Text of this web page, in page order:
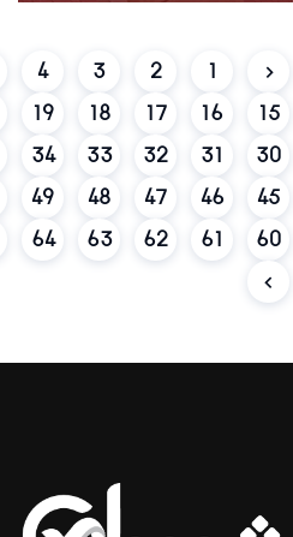
1
2
3
4
15
16
17
18
19
30
31
32
33
34
45
46
47
48
49
60
61
62
63
64